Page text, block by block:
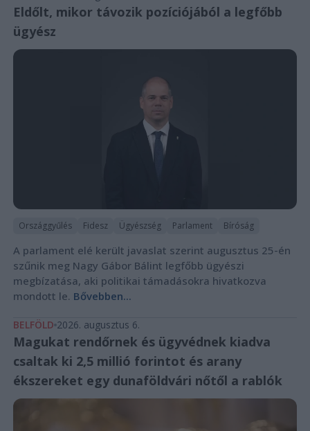
Eldőlt, mikor távozik pozíciójából a legfőbb
ügyész
Országgyűlés Fidesz Ügyészség Parlament Bíróság
A parlament elé került javaslat szerint augusztus 25-én
szűnik meg Nagy Gábor Bálint legfőbb ügyészi
megbízatása, aki politikai támadásokra hivatkozva
mondott le. Bővebben...
BELFÖLD 2026. augusztus 6.
Magukat rendőrnek és ügyvédnek kiadva
csaltak ki 2,5 millió forintot és arany
ékszereket egy dunaföldvári nőtől a rablók